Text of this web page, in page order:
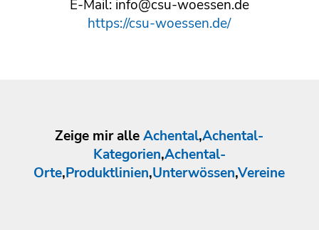
E-Mail: info@csu-woessen.de
https://csu-woessen.de/
Zeige mir alleAchental,Achental-
Kategorien,Achental-
Orte,Produktlinien,Unterwössen,Vereine